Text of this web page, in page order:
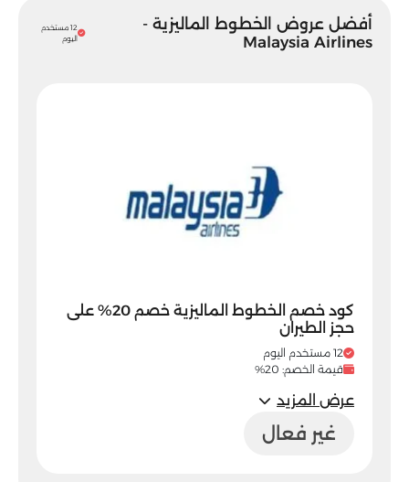
أفضل عروض الخطوط الماليزية -
Malaysia Airlines
12 مستخدم
اليوم
كود خصم الخطوط الماليزية خصم 20% على
حجز الطيران
12 مستخدم اليوم
قيمة الخصم: 20%
عرض المزيد
غير فعال